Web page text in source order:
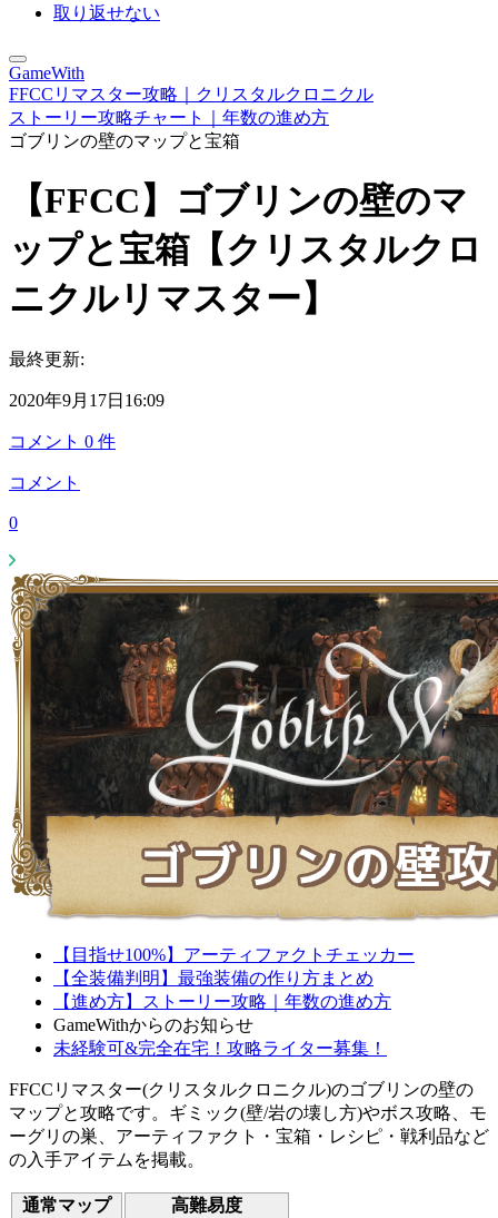
取り返せない
GameWith
FFCCリマスター攻略｜クリスタルクロニクル
ストーリー攻略チャート｜年数の進め方
ゴブリンの壁のマップと宝箱
【FFCC】ゴブリンの壁のマ
ップと宝箱【クリスタルクロ
ニクルリマスター】
最終更新:
2020年9月17日16:09
コメント 0 件
コメント
0
【目指せ100%】アーティファクトチェッカー
【全装備判明】最強装備の作り方まとめ
【進め方】ストーリー攻略｜年数の進め方
GameWithからのお知らせ
未経験可&完全在宅！攻略ライター募集！
FFCCリマスター(クリスタルクロニクル)のゴブリンの壁の
マップと攻略です。ギミック(壁/岩の壊し方)やボス攻略、モ
ーグリの巣、アーティファクト・宝箱・レシピ・戦利品など
の入手アイテムを掲載。
通常マップ
高難易度